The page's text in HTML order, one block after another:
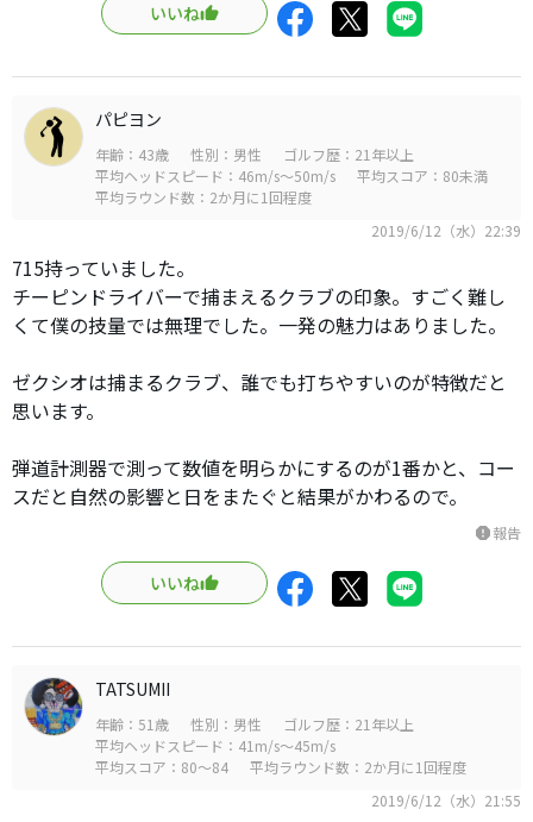
いいね
パピヨン
年齢：43歳 性別：男性
ゴルフ歴：21年以上
平均ヘッドスピード：46m/s～50m/s
平均スコア：80未満
平均ラウンド数：2か月に1回程度
2019/6/12（水）22:39
715持っていました。
チーピンドライバーで捕まえるクラブの印象。すごく難し
くて僕の技量では無理でした。一発の魅力はありました。
ゼクシオは捕まるクラブ、誰でも打ちやすいのが特徴だと
思います。
弾道計測器で測って数値を明らかにするのが1番かと、コー
スだと自然の影響と日をまたぐと結果がかわるので。
report報告
いいね
TATSUMII
年齢：51歳 性別：男性
ゴルフ歴：21年以上
平均ヘッドスピード：41m/s～45m/s
平均スコア：80～84
平均ラウンド数：2か月に1回程度
2019/6/12（水）21:55